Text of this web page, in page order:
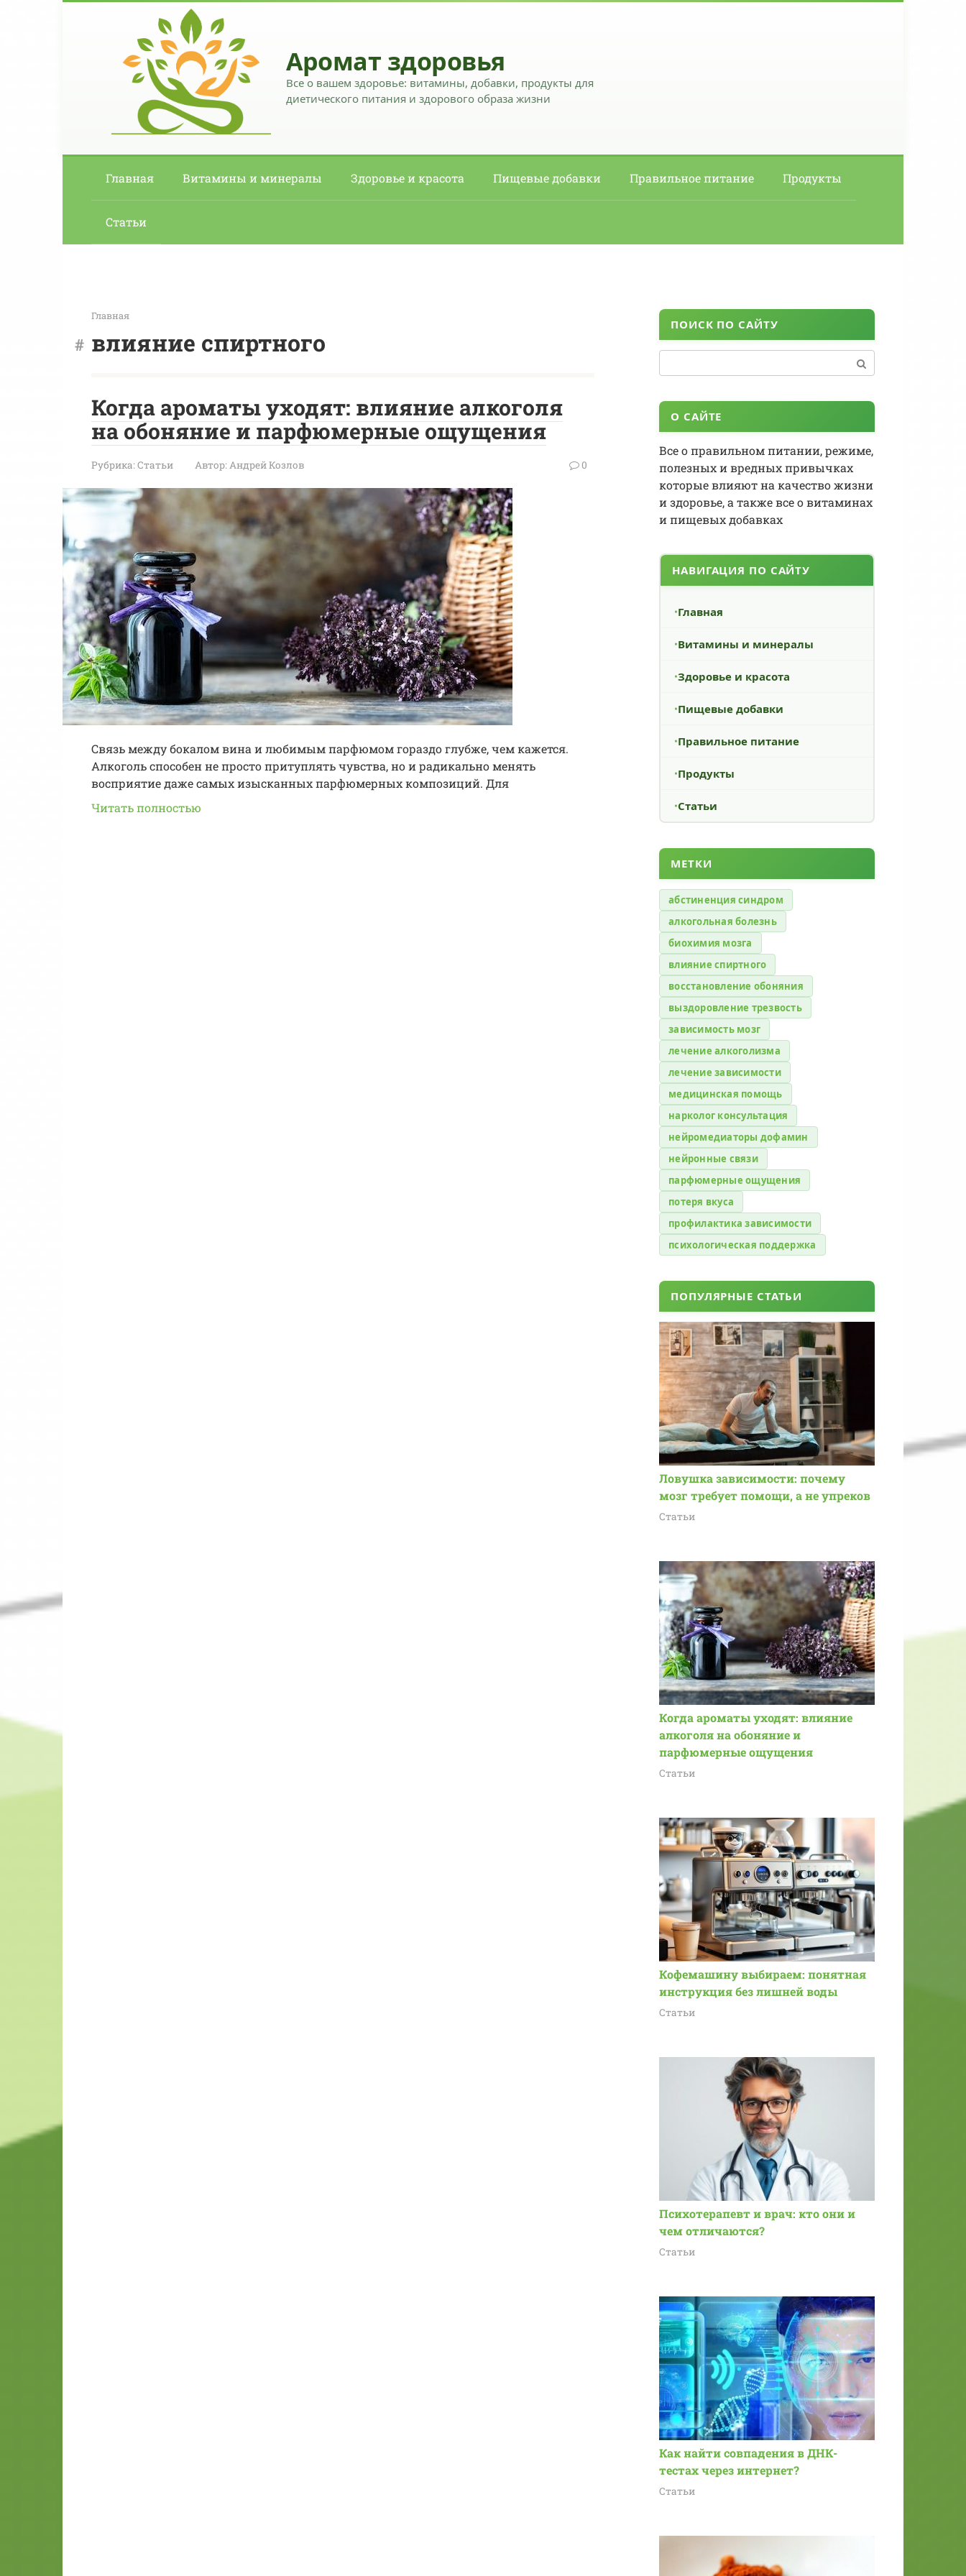
Аромат здоровья
Все о вашем здоровье: витамины, добавки, продукты для
диетического питания и здорового образа жизни
Главная Витамины и минералы Здоровье и красота Пищевые добавки Правильное питание Продукты
Статьи
Главная
влияние спиртного
Когда ароматы уходят: влияние алкоголя
на обоняние и парфюмерные ощущения
Рубрика:Статьи Автор:Андрей Козлов 0
Связь между бокалом вина и любимым парфюмом гораздо глубже, чем кажется.
Алкоголь способен не просто притуплять чувства, но и радикально менять
восприятие даже самых изысканных парфюмерных композиций. Для
Читать полностью
ПОИСК ПО САЙТУ
О САЙТЕ
Все о правильном питании, режиме,
полезных и вредных привычках
которые влияют на качество жизни
и здоровье, а также все о витаминах
и пищевых добавках
НАВИГАЦИЯ ПО САЙТУ
Главная
Витамины и минералы
Здоровье и красота
Пищевые добавки
Правильное питание
Продукты
Статьи
МЕТКИ
абстиненция синдром
алкогольная болезнь
биохимия мозга
влияние спиртного
восстановление обоняния
выздоровление трезвость
зависимость мозг
лечение алкоголизма
лечение зависимости
медицинская помощь
нарколог консультация
нейромедиаторы дофамин
нейронные связи
парфюмерные ощущения
потеря вкуса
профилактика зависимости
психологическая поддержка
ПОПУЛЯРНЫЕ СТАТЬИ
Ловушка зависимости: почему
мозг требует помощи, а не упреков
Статьи
Когда ароматы уходят: влияние
алкоголя на обоняние и
парфюмерные ощущения
Статьи
Кофемашину выбираем: понятная
инструкция без лишней воды
Статьи
Психотерапевт и врач: кто они и
чем отличаются?
Статьи
Как найти совпадения в ДНК-
тестах через интернет?
Статьи